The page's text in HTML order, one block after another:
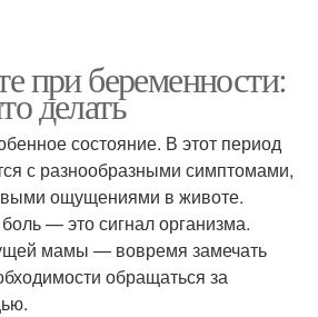
при беременности:
делать
состояние. В этот период
с разнообразными симптомами,
ощущениями в животе.
— это сигнал организма.
мамы — вовремя замечать
обращаться за